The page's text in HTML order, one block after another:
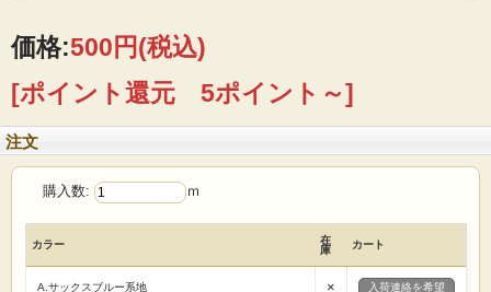
☆価格は1mです。
☆生地は1m単位で切り売りいたします。
1mの場合→「1」 5mの場合→「5」
とご入力の程 宜しくお願いたします。
☆1点のご注文に対して、基本的に生地はつながった状態で送らせていただきま
す。
☆画面上で見た色と実際の商品の色とは、写真撮影時の光源 またはお客様がお使
パソコンモニターによって、多少異なる場合がございます。ご了承ください。
反毎に行う様お願い致します。
☆商品総額、税込5000円以上お買い上げで全国送料無料です。
☆反物(基本的には丸巻36ｍ)でお買い上げの場合は卸価格販売させていただきま
価格:500円(税込)
[ポイント還元 5ポイント～]
注文
購入数: ｍ
カラー
在
庫
カート
A.サックスブルー系地 × 入荷連絡を希望